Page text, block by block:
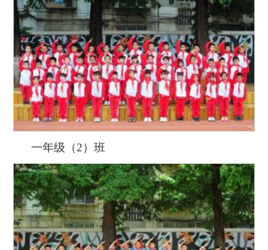
一年级（2）班